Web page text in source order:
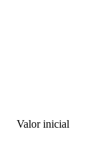
Valor inicial